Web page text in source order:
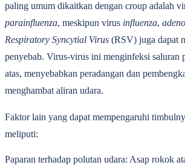
paling umum dikaitkan dengan croup adalah
parainfluenza, meskipun virus influenza,
Respiratory Syncytial Virus (RSV) juga dapat
penyebab. Virus-virus ini menginfeksi saluran
atas, menyebabkan peradangan dan
menghambat aliran udara.
Faktor lain yang dapat mempengaruhi
meliputi:
Paparan terhadap polutan udara: Asap rokok